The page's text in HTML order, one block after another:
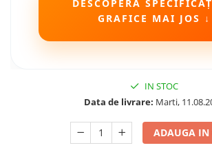
DESCOPERĂ
GRAFICE MAI JOS ↓
IN STOC
Data de livrare: Marti,
ADAUGA IN